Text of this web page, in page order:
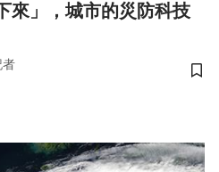
來」，城市的災防科技
者
儲